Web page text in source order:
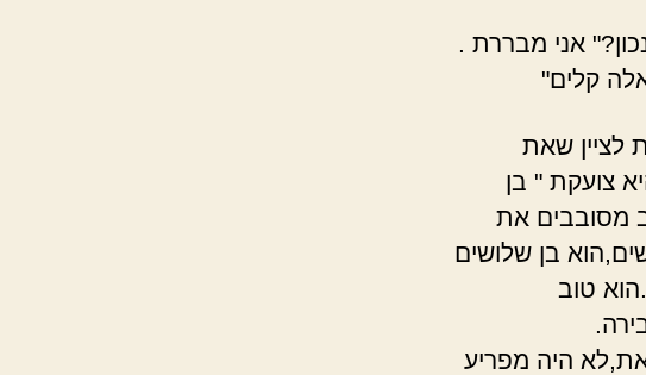
אני מבררת .
קלים"
לציין שאת
צועקת " בן
מסובבים את
בן שלושים
טוב
היה מפריע